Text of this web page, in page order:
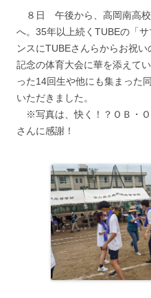
８日 午後から、高岡南高校
へ。35年以上続くTUBEの「
ンスにTUBEさんらからお祝
記念の体育大会に華を添えて
った14回生や他にも集まった
いただきました。
※写真は、快く！？ＯＢ・Ｏ
さんに感謝！